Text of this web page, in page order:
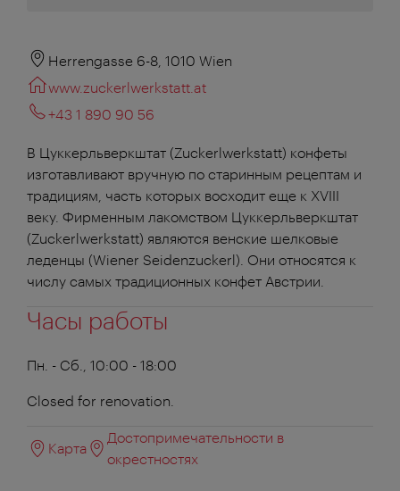
Herrengasse 6-8, 1010 Wien
www.zuckerlwerkstatt.at
+43 1 890 90 56
В Цуккерльверкштат (Zuckerlwerkstatt) конфеты
изготавливают вручную по старинным рецептам и
традициям, часть которых восходит еще к XVIII
веку. Фирменным лакомством Цуккерльверкштат
(Zuckerlwerkstatt) являются венские шелковые
леденцы (Wiener Seidenzuckerl). Они относятся к
числу самых традиционных конфет Австрии.
Часы работы
Пн. - Сб., 10:00 - 18:00
Closed for renovation.
Карта
Достопримечательности в
окрестностях